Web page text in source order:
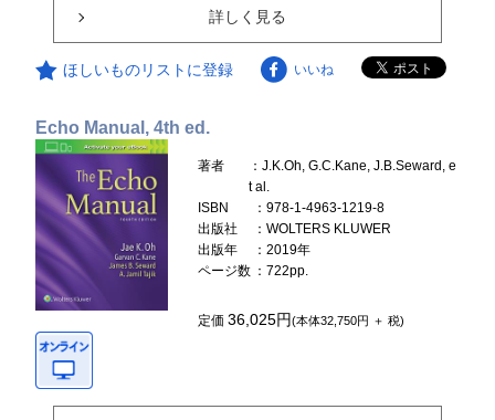
詳しく見る
ほしいものリストに登録 いいね
Echo Manual, 4th ed.
著者
：J.K.Oh, G.C.Kane, J.B.Seward, e
t al.
ISBN
：978-1-4963-1219-8
出版社
：WOLTERS KLUWER
出版年
：2019年
ページ数 ：722pp.
定価36,025円(本体32,750円 ＋ 税)